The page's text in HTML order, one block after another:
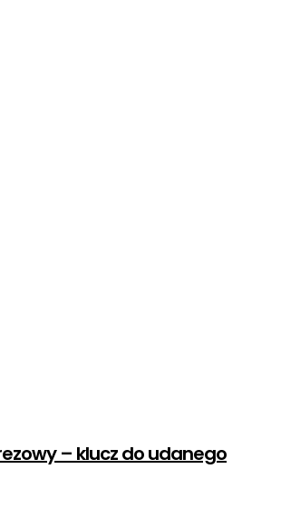
– klucz do udanego